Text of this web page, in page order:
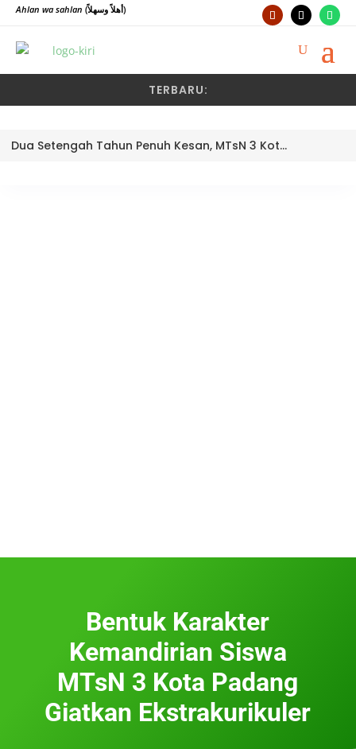
Ahlan wa sahlan (أهلاً وسهلاً)
TERBARU:
Dua Setengah Tahun Penuh Kesan, MTsN 3 Kota Padang Lepas Pengawas Pembina Dra. Nayusminar Nasrun
Bentuk Karakter
Kemandirian Siswa
MTsN 3 Kota Padang
Giatkan Ekstrakurikuler